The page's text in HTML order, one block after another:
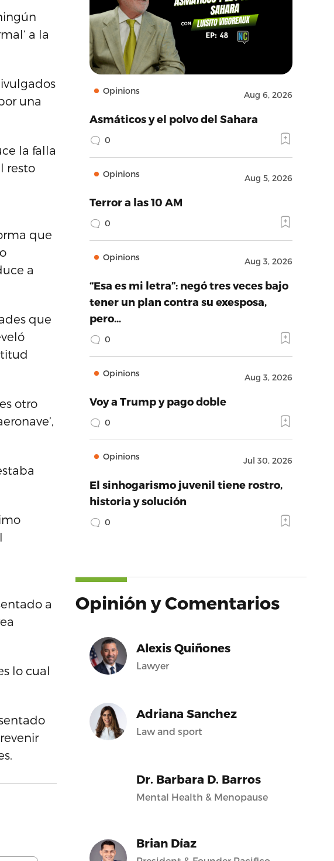
a la
una
la falla
resto
que
a
que
otro
a
lo cual
Opinions Aug 6, 2026
Asmáticos y el polvo del Sahara
0
Opinions Aug 5, 2026
Terror a las 10 AM
0
Opinions Aug 3, 2026
“Esa es mi letra”: negó tres veces bajo
tener un plan contra su exesposa,
pero…
0
Opinions Aug 3, 2026
Voy a Trump y pago doble
0
Opinions Jul 30, 2026
El sinhogarismo juvenil tiene rostro,
historia y solución
0
Opinión y Comentarios
Alexis Quiñones
Lawyer
Adriana Sanchez
Law and sport
Dr. Barbara D. Barros
Mental Health & Menopause
Brian Díaz